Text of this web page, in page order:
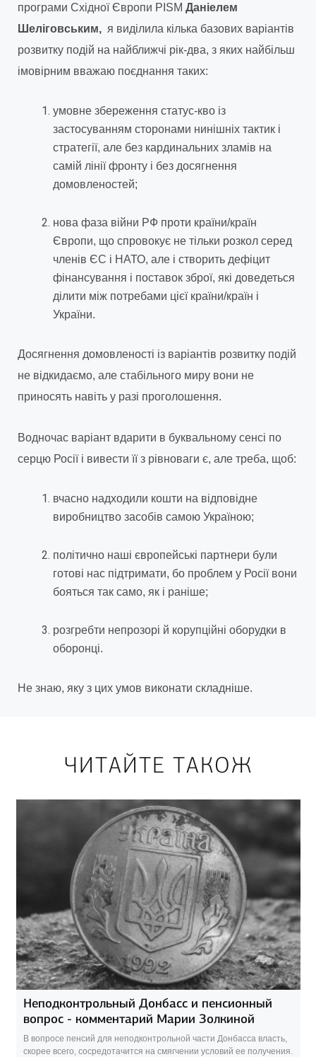
програми Східної Європи PISM Даніелем
Шеліговським, я виділила кілька базових варіантів
розвитку подій на найближчі рік-два, з яких найбільш
імовірним вважаю поєднання таких:
умовне збереження статус-кво із
застосуванням сторонами нинішніх тактик і
стратегії, але без кардинальних зламів на
самій лінії фронту і без досягнення
домовленостей;
нова фаза війни РФ проти країни/країн
Європи, що спровокує не тільки розкол серед
членів ЄС і НАТО, але і створить дефіцит
фінансування і поставок зброї, які доведеться
ділити між потребами цієї країни/країн і
України.
Досягнення домовленості із варіантів розвитку подій
не відкидаємо, але стабільного миру вони не
приносять навіть у разі проголошення.
Водночас варіант вдарити в буквальному сенсі по
серцю Росії і вивести її з рівноваги є, але треба, щоб:
вчасно надходили кошти на відповідне
виробництво засобів самою Україною;
політично наші європейські партнери були
готові нас підтримати, бо проблем у Росії вони
бояться так само, як і раніше;
розгребти непрозорі й корупційні оборудки в
оборонці.
Не знаю, яку з цих умов виконати складніше.
ЧИТАЙТЕ ТАКОЖ
Неподконтрольный Донбасс и пенсионный
вопрос - комментарий Марии Золкиной
В вопросе пенсий для неподконтрольной части Донбасса власть,
скорее всего, сосредотачится на смягчении условий ее получения.